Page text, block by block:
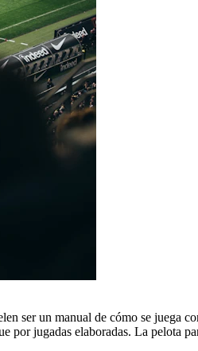
ser un manual de cómo se juega
por jugadas elaboradas. La pelota